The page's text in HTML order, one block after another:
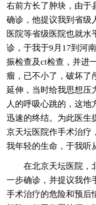
右前方长了肿块，由于
确诊，他提议我到省级
医院等省级医院也就水
诊，于我于9月17到河
振检查及ct检查，并进
瘤，已不小了，破坏了
延伸，当时给我思想压
人的呼吸心跳的，这地
迅速的终结。为此医生
京天坛医院作手术治疗
我年轻的生命，于我听
在北京天坛医院，
一步确诊，并提议我作
手术治疗的危险和预后